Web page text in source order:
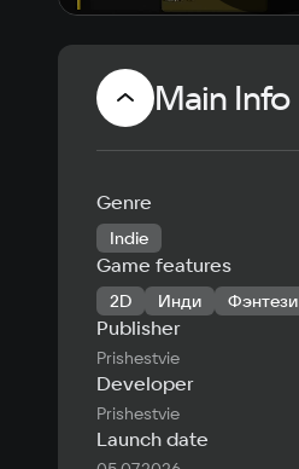
Main Info
Genre
Indie
Game features
2D Инди Фэнтези
Publisher
Prishestvie
Developer
Prishestvie
Launch date